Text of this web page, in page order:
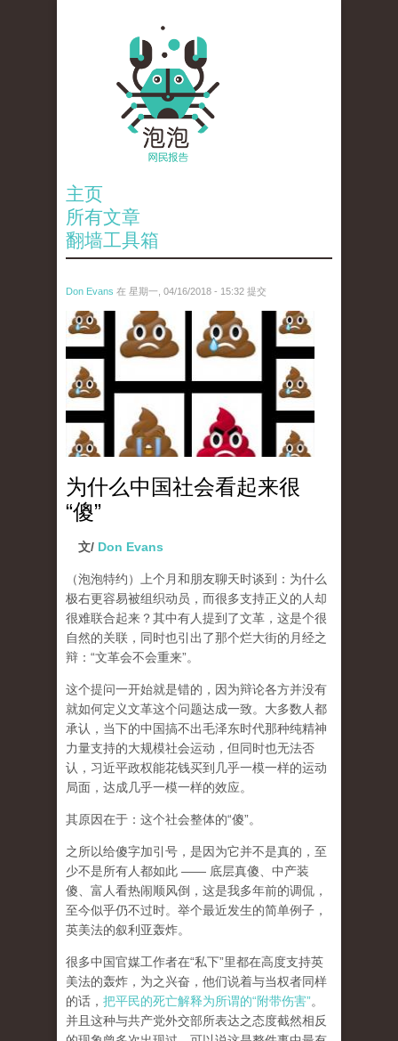
主页
所有文章
翻墙工具箱
Don Evans 在 星期一, 04/16/2018 - 15:32 提交
wechatimg1053.jpeg
为什么中国社会看起来很
“傻”
文/ Don Evans
（泡泡特约）
上个月和朋友聊天时谈到：为什么
极右更容易被组织动员，而很多支持正义的人却
很难联合起来？其中有人提到了文革，这是个很
自然的关联，同时也引出了那个烂大街的月经之
辩：“文革会不会重来”。
这个提问一开始就是错的，因为辩论各方并没有
就如何定义文革这个问题达成一致。大多数人都
承认，当下的中国搞不出毛泽东时代那种纯精神
力量支持的大规模社会运动，但同时也无法否
认，习近平政权能花钱买到几乎一模一样的运动
局面，达成几乎一模一样的效应。
其原因在于：这个社会整体的“傻”。
之所以给傻字加引号，是因为它并不是真的，至
少不是所有人都如此 —— 底层真傻、中产装
傻、富人看热闹顺风倒，这是我多年前的调侃，
至今似乎仍不过时。举个最近发生的简单例子，
英美法的叙利亚轰炸。
很多中国官媒工作者在“私下”里都在高度支持英
美法的轰炸，为之兴奋，他们说着与当权者同样
的话， 把平民的死亡解释为所谓的“附带伤害”。
并且这种与共产党外交部所表达之态度截然相反